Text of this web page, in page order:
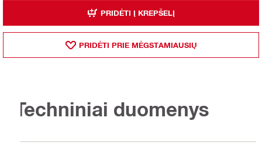
PRIDĖTI Į KREPŠELĮ
PRIDĖTI PRIE MĖGSTAMIAUSIŲ
Techniniai duomenys